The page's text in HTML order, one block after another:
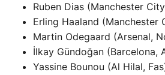
Ruben Dias (Manchester
Erling Haaland (Manchester
Martin Odegaard (Arsenal,
İlkay Gündoğan (Barcelona,
Yassine Bounou (Al Hilal,